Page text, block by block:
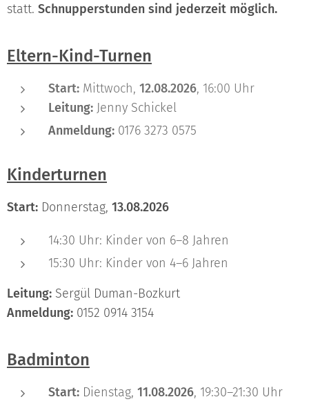
statt. Schnupperstunden sind jederzeit möglich.
Eltern-Kind-Turnen
Start: Mittwoch, 12.08.2026, 16:00 Uhr
Leitung: Jenny Schickel
Anmeldung: 0176 3273 0575
Kinderturnen
Start: Donnerstag, 13.08.2026
14:30 Uhr: Kinder von 6–8 Jahren
15:30 Uhr: Kinder von 4–6 Jahren
Leitung: Sergül Duman-Bozkurt
Anmeldung: 0152 0914 3154
Badminton
Start: Dienstag, 11.08.2026, 19:30–21:30 Uhr